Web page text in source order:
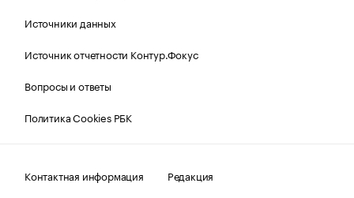
Источники данных
Источник отчетности Контур.Фокус
Вопросы и ответы
Политика Cookies РБК
Контактная информация
Редакция